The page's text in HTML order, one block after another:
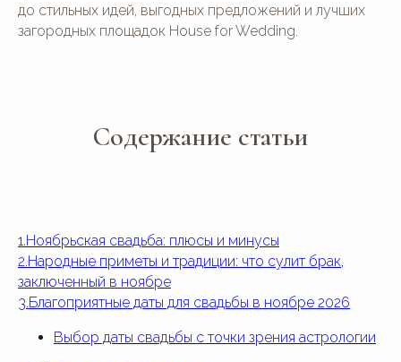
до стильных идей, выгодных предложений и лучших
загородных площадок House for Wedding.
Содержание статьи
1.Ноябрьская свадьба: плюсы и минусы
2.Народные приметы и традиции: что сулит брак,
заключенный в ноябре
3.Благоприятные даты для свадьбы в ноябре 2026
Выбор даты свадьбы с точки зрения астрологии